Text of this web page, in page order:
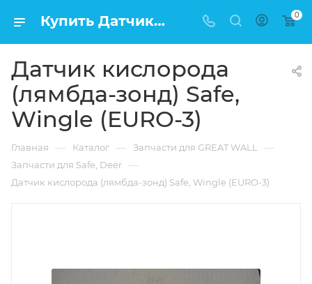
Купить Датчик кислорода (лямбда-зонд) Safe, Wingle (EURO-3) в Москве по низкой цене 0
Датчик кислорода
(лямбда-зонд) Safe,
Wingle (EURO-3)
Главная — Каталог — Запчасти для GREAT WALL —
Запчасти для Safe, Deer —
Датчик кислорода (лямбда-зонд) Safe, Wingle (EURO-3)